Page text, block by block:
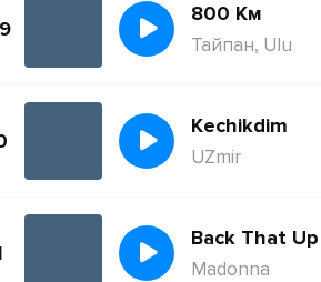
800 Км
Тайпан, Ulu
Kechikdim
UZmir
Madonna